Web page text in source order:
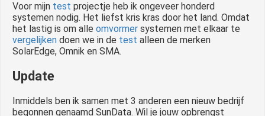
Voor mijn test projectje heb ik ongeveer honderd
systemen nodig. Het liefst kris kras door het land. Omdat
het lastig is om alle omvormer systemen met elkaar te
vergelijken doen we in de test alleen de merken
SolarEdge, Omnik en SMA.
Update
Inmiddels ben ik samen met 3 anderen een nieuw bedrijf
begonnen genaamd SunData. Wil je jouw opbrengst